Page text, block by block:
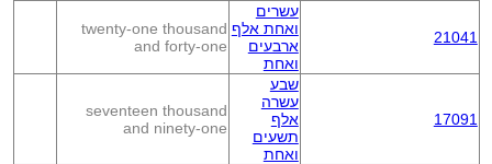
21041
עשרים
ואחת אלף
ארבעים
ואחת
twenty-one thousand
and forty-one
17091
שבע
עשרה
אלף
תשעים
ואחת
seventeen thousand
and ninety-one